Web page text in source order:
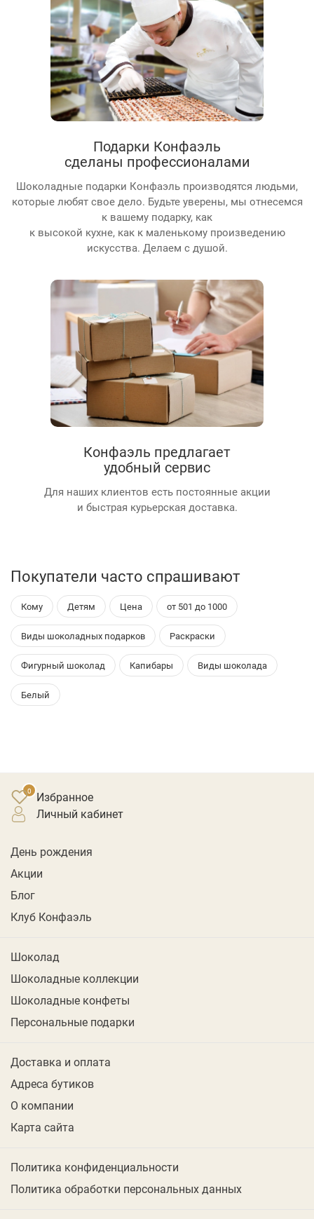
Подарки Конфаэль
сделаны профессионалами
Шоколадные подарки Конфаэль производятся людьми,
которые любят свое дело. Будьте уверены, мы отнесемся
к вашему подарку, как
к высокой кухне, как к маленькому произведению
искусства. Делаем с душой.
Конфаэль предлагает
удобный сервис
Для наших клиентов есть постоянные акции
и быстрая курьерская доставка.
Покупатели часто спрашивают
Кому Детям Цена от 501 до 1000
Виды шоколадных подарков Раскраски
Фигурный шоколад Капибары Виды шоколада
Белый
Избранное
личный кабинет
День рождения
Акции
Блог
Клуб Конфаэль
Шоколад
Шоколадные коллекции
Шоколадные конфеты
Персональные подарки
Доставка и оплата
Адреса бутиков
О компании
Карта сайта
Политика конфиденциальности
Политика обработки персональных данных